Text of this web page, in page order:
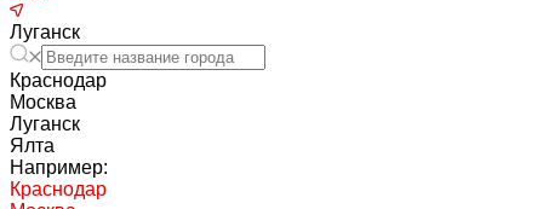
Луганск
Краснодар
Москва
Луганск
Ялта
Например:
Краснодар